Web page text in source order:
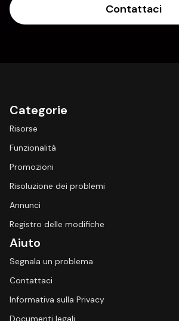
Contattaci
Categorie
Risorse
Funzionalità
Promozioni
Risoluzione dei problemi
Annunci
Registro delle modifiche
Aiuto
Segnala un problema
Contattaci
Informativa sulla Privacy
Documenti legali